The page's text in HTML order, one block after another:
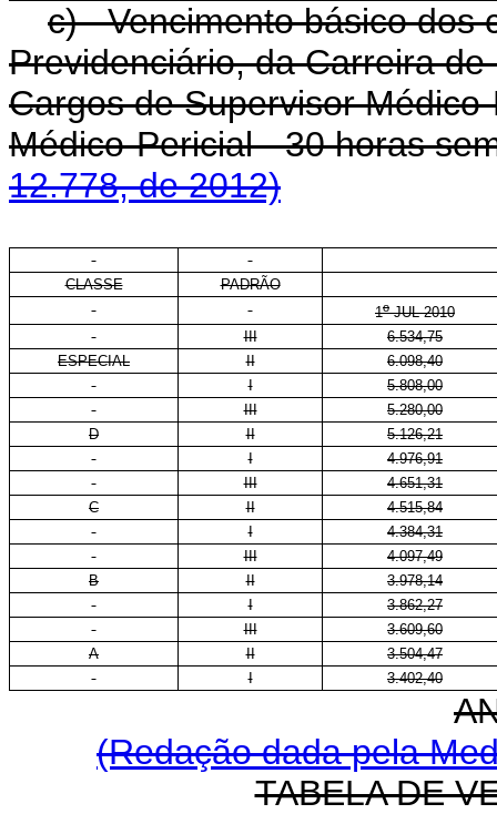
c) Vencimento básico dos
Previdenciário, da Carreira
Cargos de Supervisor
Médico-Pericial - 30 horas
12.778, de 2012)
CLASSE
PADRÃO
1oJUL 2010
III
6.534,75
ESPECIAL
II
6.098,40
I
5.808,00
III
5.280,00
D
II
5.126,21
I
4.976,91
III
4.651,31
C
II
4.515,84
I
4.384,31
III
4.097,49
B
II
3.978,14
I
3.862,27
III
3.609,60
A
II
3.504,47
I
3.402,40
(Redação dada pela
TABELA DE